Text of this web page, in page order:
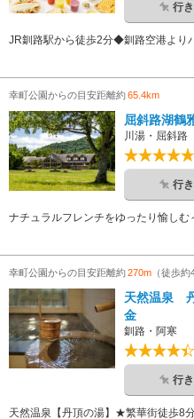
行
JR釧路駅から徒歩2分◆釧路空港より
幸町公園からの目安距離約65.4km
屈斜路湖鶴
川湯・屈斜路
行
ナチュラルフレンチをゆったり愉し
幸町公園からの目安距離約270m （徒歩約
天然温泉
金
釧路・阿寒
行
天然温泉【丹頂の湯】★繁華街徒歩8